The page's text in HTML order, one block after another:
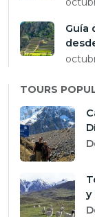
Guía
TOURS
y